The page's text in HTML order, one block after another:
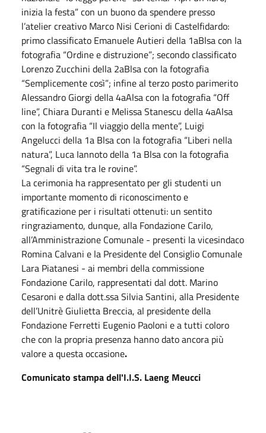
inizia la festa” con un buono da spendere presso
l’atelier creativo Marco Nisi Cerioni di Castelfidardo:
primo classificato Emanuele Autieri della 1aBlsa con la
fotografia “Ordine e distruzione”; secondo classificato
Lorenzo Zucchini della 2aBlsa con la fotografia
“Semplicemente così”; infine al terzo posto parimerito
Alessandro Giorgi della 4aAlsa con la fotografia “Off
line”, Chiara Duranti e Melissa Stanescu della 4aAlsa
con la fotografia “Il viaggio della mente”, Luigi
Angelucci della 1a Blsa con la fotografia “Liberi nella
natura”, Luca Iannoto della 1a Blsa con la fotografia
“Segnali di vita tra le rovine”.
La cerimonia ha rappresentato per gli studenti un
importante momento di riconoscimento e
gratificazione per i risultati ottenuti: un sentito
ringraziamento, dunque, alla Fondazione Carilo,
all’Amministrazione Comunale - presenti la vicesindaco
Romina Calvani e la Presidente del Consiglio Comunale
Lara Piatanesi - ai membri della commissione
Fondazione Carilo, rappresentati dal dott. Marino
Cesaroni e dalla dott.ssa Silvia Santini, alla Presidente
dell’Unitrè Giulietta Breccia, al presidente della
Fondazione Ferretti Eugenio Paoloni e a tutti coloro
che con la propria presenza hanno dato ancora più
valore a questa occasione.
Comunicato stampa dell'I.I.S. Laeng Meucci